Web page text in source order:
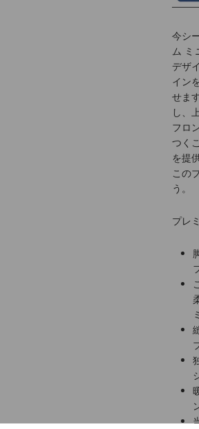
今シ
ム ミ
デザ
イン
せま
し、
フロ
つく
を提
この
う。
プレ